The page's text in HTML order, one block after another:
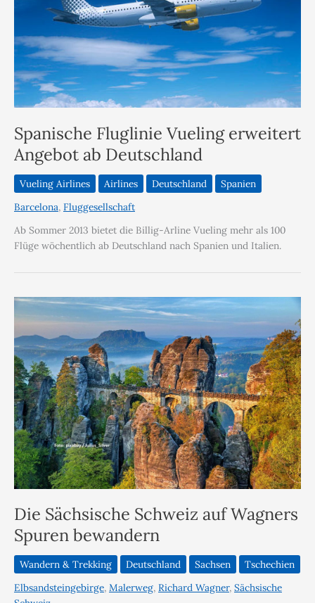
Spanische Fluglinie Vueling erweitert
Angebot ab Deutschland
Vueling Airlines Airlines Deutschland
Spanien
Barcelona, Fluggesellschaft
Ab Sommer 2013 bietet die Billig-Arline Vueling mehr als 100
Flüge wöchentlich ab Deutschland nach Spanien und Italien.
Die Sächsische Schweiz auf Wagners
Spuren bewandern
Wandern & Trekking Deutschland Sachsen
Tschechien
Elbsandsteingebirge, Malerweg, Richard Wagner, Sächsische